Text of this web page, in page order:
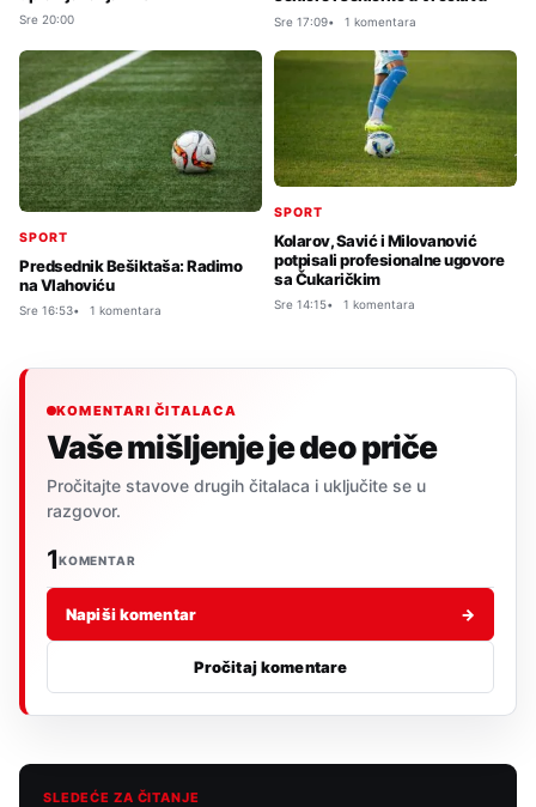
Sre 20:00 Sre 17:09 1 komentara
SPORT
Predsednik Bešiktaša: Radimo
na Vlahoviću
Sre 16:53 1 komentara
SPORT
Kolarov, Savić i Milovanović
potpisali profesionalne ugovore
sa Čukaričkim
Sre 14:15 1 komentara
KOMENTARI ČITALACA
Vaše mišljenje je deo priče
Pročitajte stavove drugih čitalaca i uključite se u
razgovor.
1KOMENTAR
Napiši komentar →
Pročitaj komentare
SLEDEĆE ZA ČITANJE